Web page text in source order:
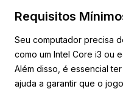
Requisitos
Seu computador precisa
como um Intel Core i3 ou
Além disso, é essencial
ajuda a garantir que o